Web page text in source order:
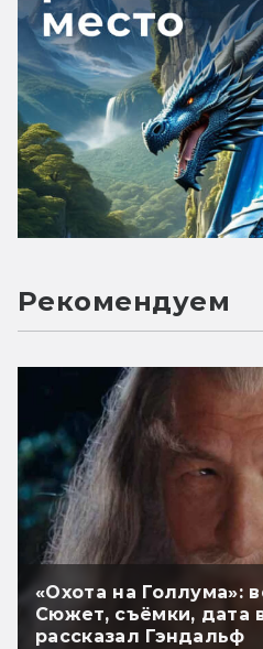
Рекомендуем
«Охота на Голлума»:
Сюжет, съёмки, дата
рассказал Гэндальф